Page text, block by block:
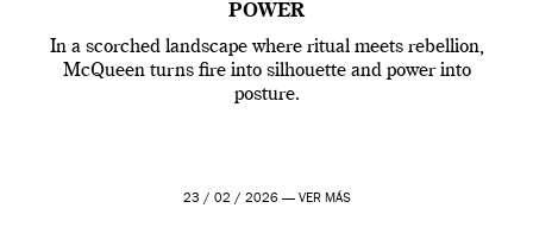
POWER
In a scorched landscape where ritual meets rebellion,
McQueen turns fire into silhouette and power into
posture.
23 / 02 / 2026 — VER MÁS